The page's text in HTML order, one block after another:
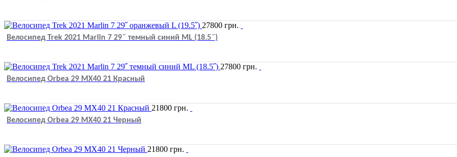
27800 грн.
Велосипед Trek 2021 Marlin 7 29˝ темный синий ML (18.5˝)
27800 грн.
Велосипед Orbea 29 MX40 21 Красный
21800 грн.
Велосипед Orbea 29 MX40 21 Черный
21800 грн.